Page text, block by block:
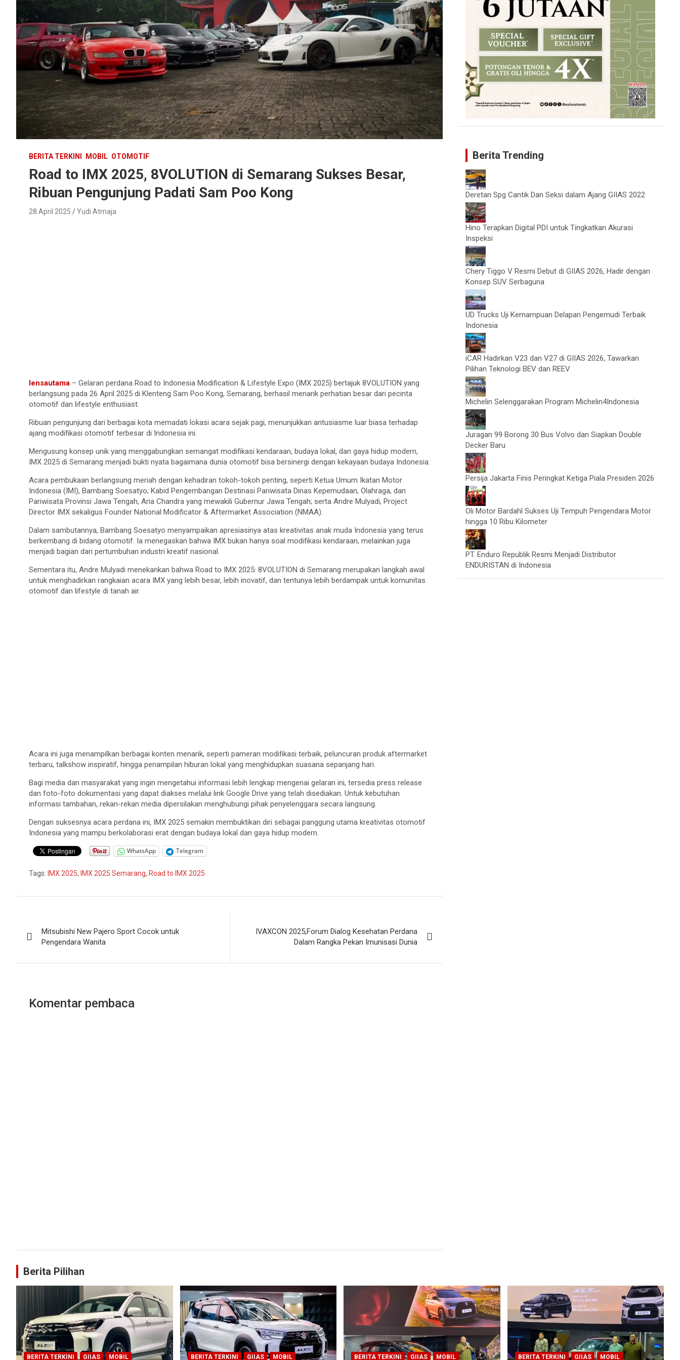
BERITA TERKINI MOBIL OTOMOTIF
Road to IMX 2025, 8VOLUTION di Semarang Sukses Besar,
Ribuan Pengunjung Padati Sam Poo Kong
28 April 2025 Yudi Atmaja
lensautama – Gelaran perdana Road to Indonesia Modification & Lifestyle Expo (IMX 2025) bertajuk 8VOLUTION yang
berlangsung pada 26 April 2025 di Klenteng Sam Poo Kong, Semarang, berhasil menarik perhatian besar dari pecinta
otomotif dan lifestyle enthusiast.
Ribuan pengunjung dari berbagai kota memadati lokasi acara sejak pagi, menunjukkan antusiasme luar biasa terhadap
ajang modifikasi otomotif terbesar di Indonesia ini.
Mengusung konsep unik yang menggabungkan semangat modifikasi kendaraan, budaya lokal, dan gaya hidup modern,
IMX 2025 di Semarang menjadi bukti nyata bagaimana dunia otomotif bisa bersinergi dengan kekayaan budaya Indonesia.
Acara pembukaan berlangsung meriah dengan kehadiran tokoh-tokoh penting, seperti Ketua Umum Ikatan Motor
Indonesia (IMI), Bambang Soesatyo; Kabid Pengembangan Destinasi Pariwisata Dinas Kepemudaan, Olahraga, dan
Pariwisata Provinsi Jawa Tengah, Aria Chandra yang mewakili Gubernur Jawa Tengah; serta Andre Mulyadi, Project
Director IMX sekaligus Founder National Modificator & Aftermarket Association (NMAA).
Dalam sambutannya, Bambang Soesatyo menyampaikan apresiasinya atas kreativitas anak muda Indonesia yang terus
berkembang di bidang otomotif. Ia menegaskan bahwa IMX bukan hanya soal modifikasi kendaraan, melainkan juga
menjadi bagian dari pertumbuhan industri kreatif nasional.
Sementara itu, Andre Mulyadi menekankan bahwa Road to IMX 2025: 8VOLUTION di Semarang merupakan langkah awal
untuk menghadirkan rangkaian acara IMX yang lebih besar, lebih inovatif, dan tentunya lebih berdampak untuk komunitas
otomotif dan lifestyle di tanah air.
Acara ini juga menampilkan berbagai konten menarik, seperti pameran modifikasi terbaik, peluncuran produk aftermarket
terbaru, talkshow inspiratif, hingga penampilan hiburan lokal yang menghidupkan suasana sepanjang hari.
Bagi media dan masyarakat yang ingin mengetahui informasi lebih lengkap mengenai gelaran ini, tersedia press release
dan foto-foto dokumentasi yang dapat diakses melalui link Google Drive yang telah disediakan. Untuk kebutuhan
informasi tambahan, rekan-rekan media dipersilakan menghubungi pihak penyelenggara secara langsung.
Dengan suksesnya acara perdana ini, IMX 2025 semakin membuktikan diri sebagai panggung utama kreativitas otomotif
Indonesia yang mampu berkolaborasi erat dengan budaya lokal dan gaya hidup modern.
WhatsApp Telegram
Tags: IMX 2025, IMX 2025 Semarang, Road to IMX 2025
pos
Mitsubishi New Pajero Sport Cocok untuk
Pengendara Wanita
IVAXCON 2025,Forum Dialog Kesehatan Perdana
Dalam Rangka Pekan Imunisasi Dunia
Komentar pembaca
Berita Trending
Deretan Spg Cantik Dan Seksi dalam Ajang GIIAS 2022
Hino Terapkan Digital PDI untuk Tingkatkan Akurasi
Inspeksi
Chery Tiggo V Resmi Debut di GIIAS 2026, Hadir dengan
Konsep SUV Serbaguna
UD Trucks Uji Kemampuan Delapan Pengemudi Terbaik
Indonesia
iCAR Hadirkan V23 dan V27 di GIIAS 2026, Tawarkan
Pilihan Teknologi BEV dan REEV
Michelin Selenggarakan Program Michelin4Indonesia
Juragan 99 Borong 30 Bus Volvo dan Siapkan Double
Decker Baru
Persija Jakarta Finis Peringkat Ketiga Piala Presiden 2026
Oli Motor Bardahl Sukses Uji Tempuh Pengendara Motor
hingga 10 Ribu Kilometer
PT. Enduro Republik Resmi Menjadi Distributor
ENDURISTAN di Indonesia
Berita Pilihan
BERITA TERKINI GIIAS MOBIL BERITA TERKINI GIIAS MOBIL BERITA TERKINI GIIAS MOBIL BERITA TERKINI GIIAS MOBIL